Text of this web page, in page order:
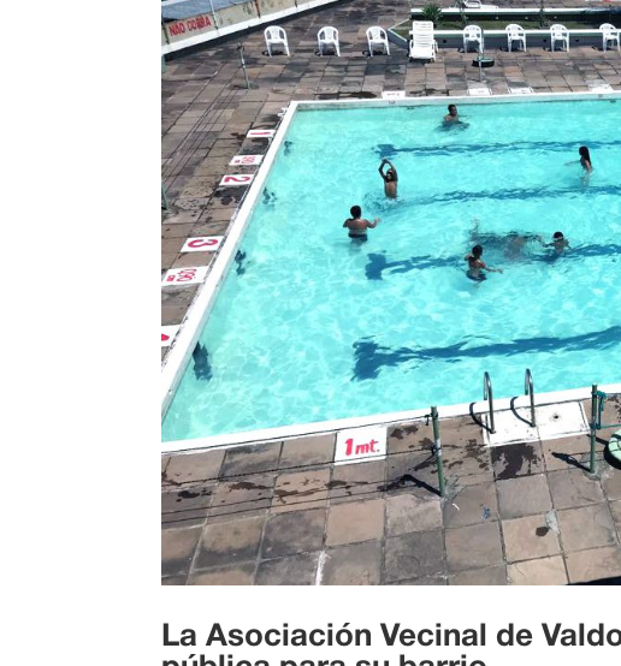
La Asociación Vecinal de